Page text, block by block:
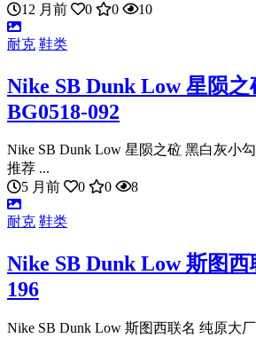
12 月前
0 0 10
耐克 鞋类
Nike SB Dunk Low 星陨
BG0518-092
Nike SB Dunk Low 星陨之砬 黑白灰小
推荐 ...
5 月前
0 0 8
耐克 鞋类
Nike SB Dunk Low 斯图西
196
Nike SB Dunk Low 斯图西联名 纯原大